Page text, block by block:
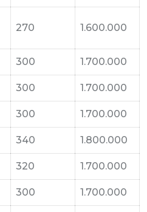
270 1.600.000
300 1.700.000
300 1.700.000
300 1.700.000
340 1.800.000
320 1.700.000
300 1.700.000